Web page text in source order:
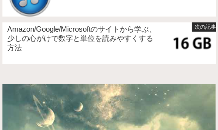
Amazon/Google/Microsoftのサイトから学ぶ、
少しの心がけで数字と単位を読みやすくする
方法